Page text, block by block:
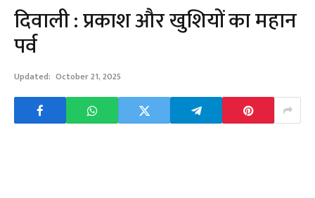
दिवाली : प्रकाश और खुशियों का महान
पर्व
Updated: October 21, 2025